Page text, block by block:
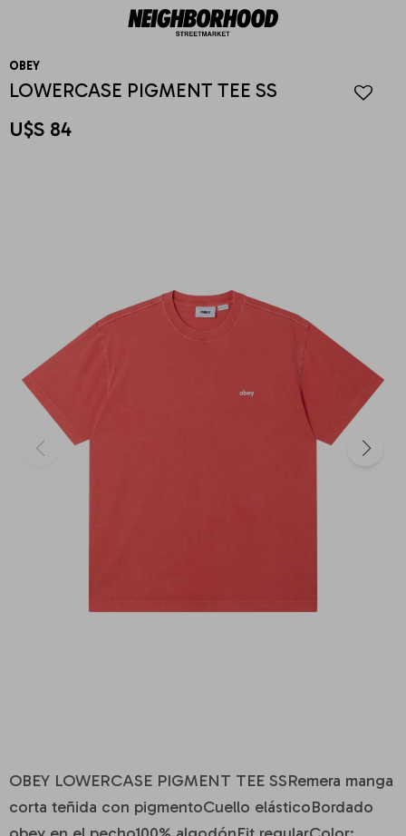
OBEY
LOWERCASE PIGMENT TEE SS
U$S 84
OBEY LOWERCASE PIGMENT TEE SSRemera manga
corta teñida con pigmentoCuello elásticoBordado